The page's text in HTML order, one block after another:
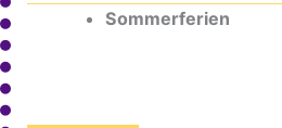
Sommerferien